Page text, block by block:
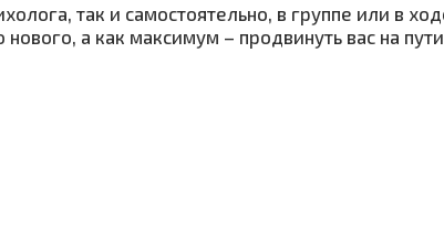
так и самостоятельно, в группе или в
а как максимум – продвинуть вас на